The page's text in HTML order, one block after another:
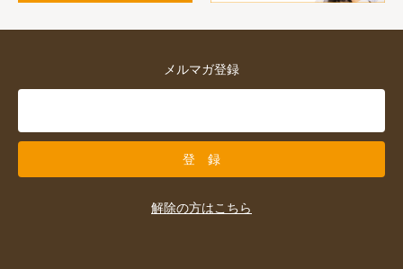
メルマガ登録
解除の方はこちら